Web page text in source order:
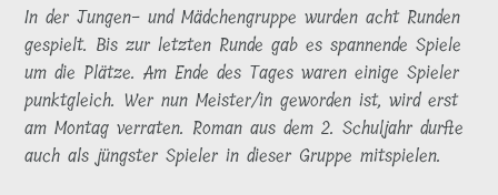
In der Jungen- und Mädchengruppe wurden acht Runden
gespielt. Bis zur letzten Runde gab es spannende Spiele
um die Plätze. Am Ende des Tages waren einige Spieler
punktgleich. Wer nun Meister/in geworden ist, wird erst
am Montag verraten. Roman aus dem 2. Schuljahr durfte
auch als jüngster Spieler in dieser Gruppe mitspielen.